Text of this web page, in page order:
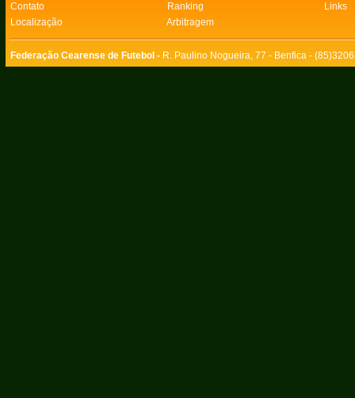
Contato Ranking
Links
Localização
Arbitragem
Federação Cearense de Futebol - R. Paulino Nogueira, 77 - Benfica -